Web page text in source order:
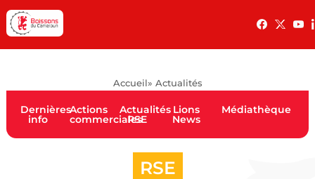
Accueil» Actualités
Dernières
info
Actions
commerciales
Actualités
RSE
Lions
News
Médiathèque
RSE